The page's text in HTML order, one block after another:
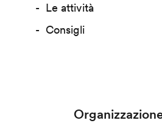
Le attività
Consigli